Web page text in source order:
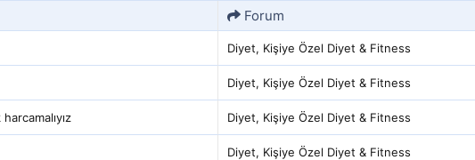
Forum
Diyet, Kişiye Özel Diyet & Fitness
Diyet, Kişiye Özel Diyet & Fitness
Diyet, Kişiye Özel Diyet & Fitness
Diyet, Kişiye Özel Diyet & Fitness